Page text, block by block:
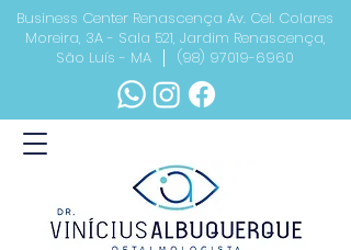
Business Center Renascença Av. Cel. Colares
Moreira, 3A - Sala 521, Jardim Renascença,
São Luís - MA │ (98) 97019-6960